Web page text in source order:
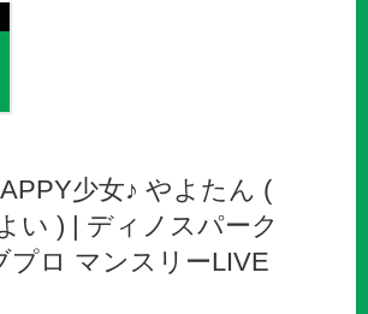
少女♪ やよたん (
い ) | ディノスパーク
プロ マンスリーLIVE